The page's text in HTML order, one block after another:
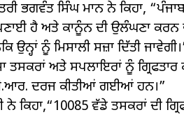
ਭਗਵੰਤ ਸਿੰਘ ਮਾਨ ਨੇ ਕਿਹਾ,
ਹੈ ਅਤੇ ਕਾਨੂੰਨ ਦੀ ਉਲੰਘਣਾ
ਨੂੰ ਮਿਸਾਲੀ ਸਜ਼ਾ ਦਿੱਤੀ
ਤਸਕਰਾਂ ਅਤੇ ਸਪਲਾਇਰਾਂ ਨੂੰ
ਦਰਜ ਕੀਤੀਆਂ ਗਈਆਂ ਹਨ।”
ਵੱਡੇ ਤਸਕਰਾਂ ਦੀ